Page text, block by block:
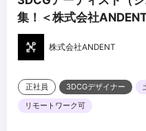
集！＜株式会社
株式会社ANDENT
正社員 3DCGデザイナー
リモートワーク可